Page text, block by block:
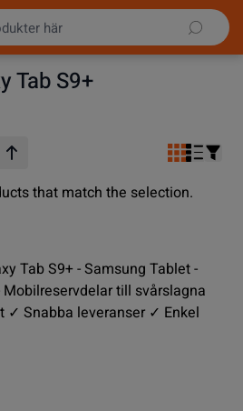
Tab S9+
Stigande ordning
that match the selection.
Tab S9+ - Samsung Tablet -
till svårslagna
✓ Snabba leveranser ✓ Enkel